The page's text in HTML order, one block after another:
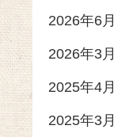
2026年6月
2026年3月
2025年4月
2025年3月